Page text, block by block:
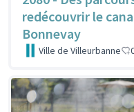
redécouvrir le
Bonnevay
Ville de Villeurbanne